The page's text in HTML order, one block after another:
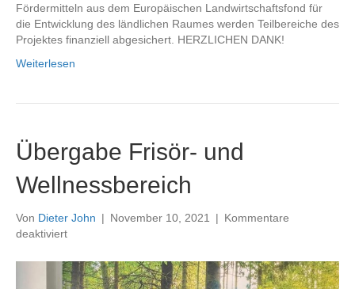
Fördermitteln aus dem Europäischen Landwirtschaftsfond für
die Entwicklung des ländlichen Raumes werden Teilbereiche des
Projektes finanziell abgesichert. HERZLICHEN DANK!
Weiterlesen
Übergabe Frisör- und
Wellnessbereich
Von Dieter John | November 10, 2021 | Kommentare
deaktiviertfür
Frisör-
und